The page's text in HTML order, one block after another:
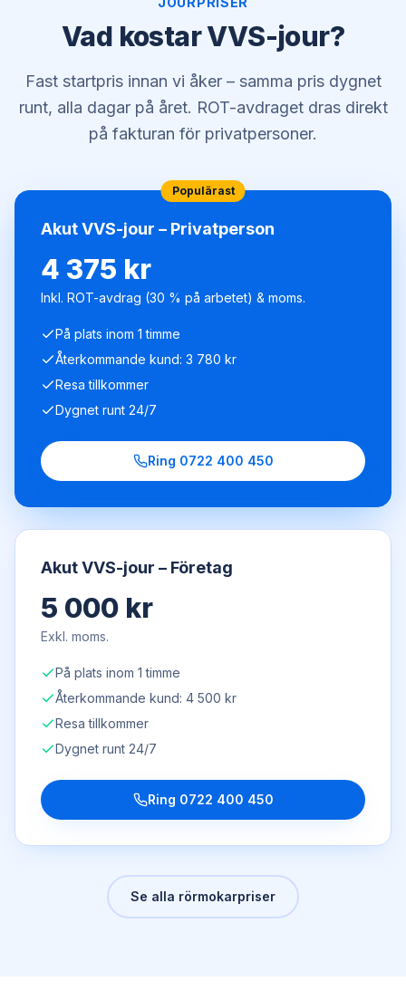
Vad kostar VVS-jour?
Fast startpris innan vi åker – samma pris dygnet
runt, alla dagar på året. ROT-avdraget dras direkt
på fakturan för privatpersoner.
Populärast
Akut VVS-jour – Privatperson
4 375 kr
Inkl. ROT-avdrag (30 % på arbetet) & moms.
På plats inom 1 timme
Återkommande kund: 3 780 kr
Resa tillkommer
Dygnet runt 24/7
Ring 0722 400 450
Akut VVS-jour – Företag
5 000 kr
Exkl. moms.
På plats inom 1 timme
Återkommande kund: 4 500 kr
Resa tillkommer
Dygnet runt 24/7
Ring 0722 400 450
Se alla rörmokarpriser